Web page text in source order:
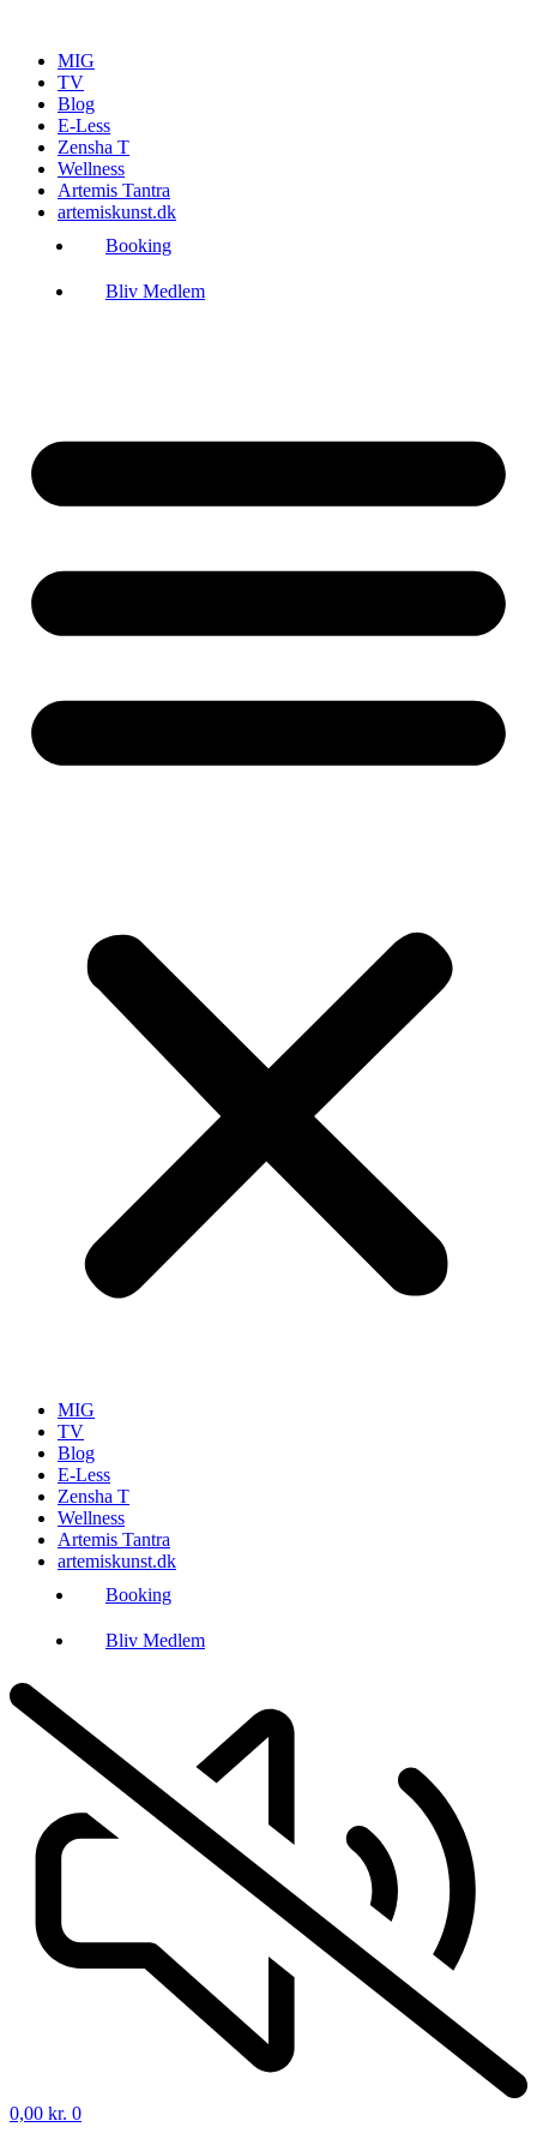
indholdMIG
TV
Blog
E-Less
Zensha T
Wellness
Artemis Tantra
artemiskunst.dk
Booking
Bliv Medlem
MIG
TV
Blog
E-Less
Zensha T
Wellness
Artemis Tantra
artemiskunst.dk
Booking
Bliv Medlem
0,00 kr. 0